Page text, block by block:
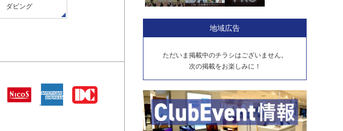
地域広告
ただいま掲載中のチラシはございません。
次の掲載をお楽しみに！
ダビング